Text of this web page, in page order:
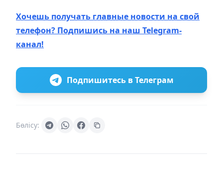
Хочешь получать главные новости на свой
телефон? Подпишись на наш Telegram-
канал!
Подпишитесь в Телеграм
Бөлісу: